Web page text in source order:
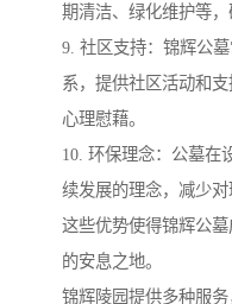
期清洁、绿化维护等，
9. 社区支持：锦辉公
系，提供社区活动和
心理慰藉。
10. 环保理念：公墓在
续发展的理念，减少对
这些优势使得锦辉公
的安息之地。
锦辉陵园提供多种服务